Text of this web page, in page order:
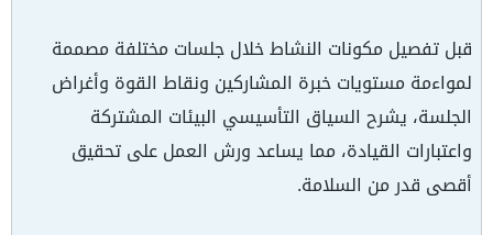
قبل تفصيل مكونات النشاط خلال جلسات مختلفة مصممة
لمواءمة مستويات خبرة المشاركين ونقاط القوة وأغراض
الجلسة، يشرح السياق التأسيسي البيئات المشتركة
واعتبارات القيادة، مما يساعد ورش العمل على تحقيق
أقصى قدر من السلامة.